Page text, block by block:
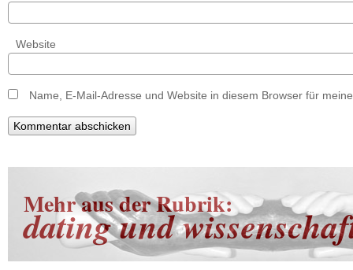
Website
Name, E-Mail-Adresse und Website in diesem Browser für
Mehr aus der Rubrik:
dating und